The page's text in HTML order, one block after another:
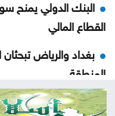
القطاع المالي
بغداد والرياض
المنطقة
واشنطن: اتفاق